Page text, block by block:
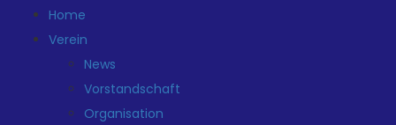
Home
Verein
News
Vorstandschaft
Organisation